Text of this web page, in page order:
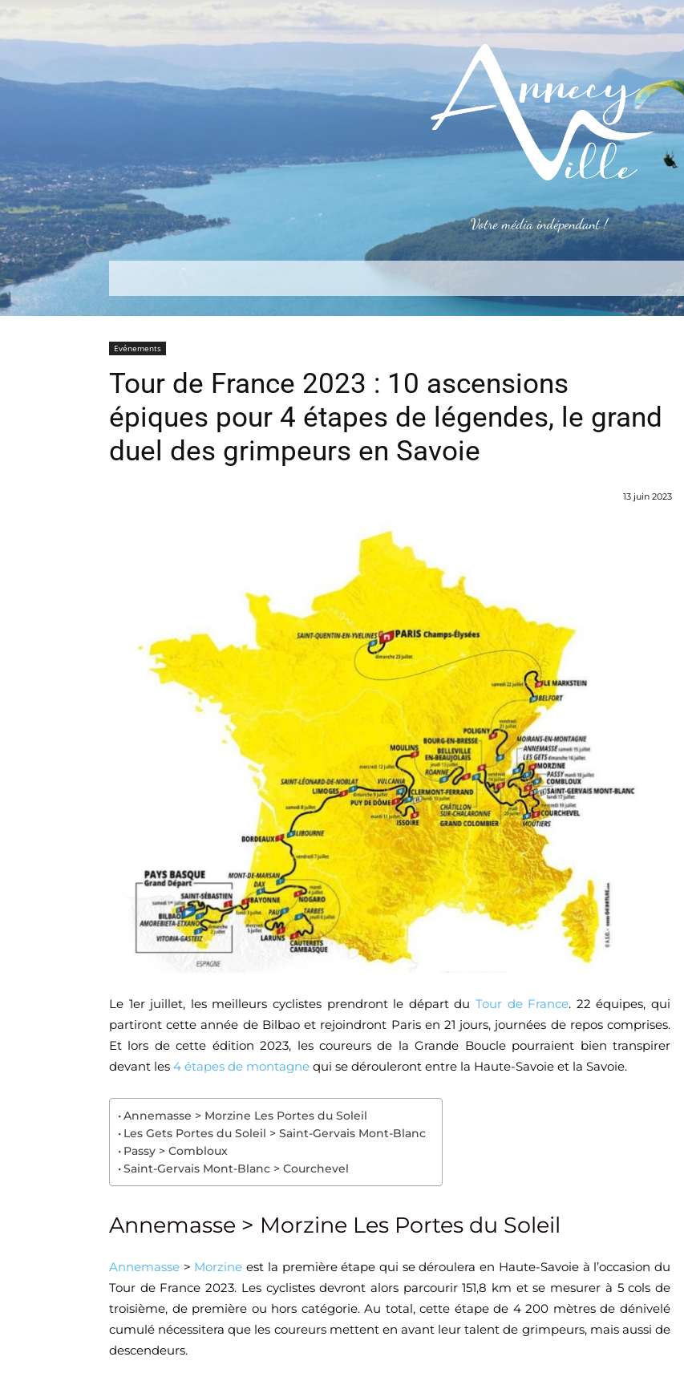
Votre média indépendant !
Evénements
Tour de France 2023 : 10 ascensions
épiques pour 4 étapes de légendes, le grand
duel des grimpeurs en Savoie
13 juin 2023
Le 1er juillet, les meilleurs cyclistes prendront le départ du Tour de France. 22 équipes, qui
partiront cette année de Bilbao et rejoindront Paris en 21 jours, journées de repos comprises.
Et lors de cette édition 2023, les coureurs de la Grande Boucle pourraient bien transpirer
devant les 4 étapes de montagne qui se dérouleront entre la Haute-Savoie et la Savoie.
Annemasse > Morzine Les Portes du Soleil
Les Gets Portes du Soleil > Saint-Gervais Mont-Blanc
Passy > Combloux
Saint-Gervais Mont-Blanc > Courchevel
Annemasse > Morzine Les Portes du Soleil
Annemasse > Morzine est la première étape qui se déroulera en Haute-Savoie à l’occasion du
Tour de France 2023. Les cyclistes devront alors parcourir 151,8 km et se mesurer à 5 cols de
troisième, de première ou hors catégorie. Au total, cette étape de 4 200 mètres de dénivelé
cumulé nécessitera que les coureurs mettent en avant leur talent de grimpeurs, mais aussi de
descendeurs.